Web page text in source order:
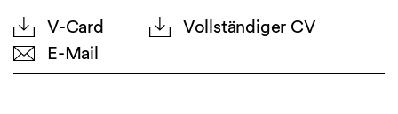
V-Card
Vollständiger CV
E-Mail